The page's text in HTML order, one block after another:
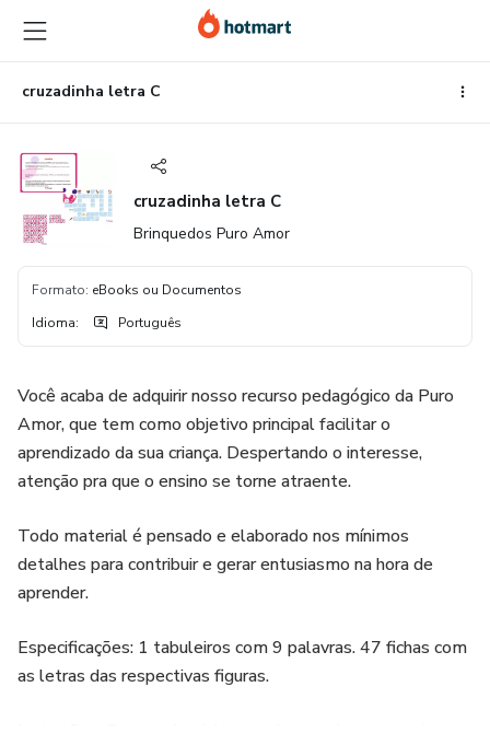
para
o
conteúdo
principal
para
o
pagamento
para
o
rodapé
cruzadinha letra C
cruzadinha letra C
Brinquedos Puro Amor
Formato: eBooks ou Documentos
Idioma: Português
Você acaba de adquirir nosso recurso pedagógico da Puro
Amor, que tem como objetivo principal facilitar o
aprendizado da sua criança. Despertando o interesse,
atenção pra que o ensino se torne atraente.
Todo material é pensado e elaborado nos mínimos
detalhes para contribuir e gerar entusiasmo na hora de
aprender.
Especificações: 1 tabuleiros com 9 palavras. 47 fichas com
as letras das respectivas figuras.